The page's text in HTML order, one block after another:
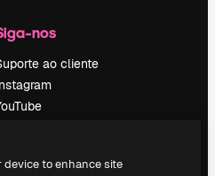
nos
ao cliente
device to enhance site